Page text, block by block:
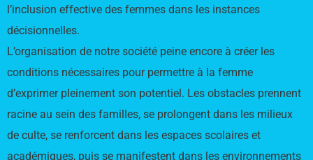
l’inclusion effective des femmes dans les instances
décisionnelles.
L’organisation de notre société peine encore à créer les
conditions nécessaires pour permettre à la femme
d’exprimer pleinement son potentiel. Les obstacles prennent
racine au sein des familles, se prolongent dans les milieux
de culte, se renforcent dans les espaces scolaires et
académiques, puis se manifestent dans les environnements